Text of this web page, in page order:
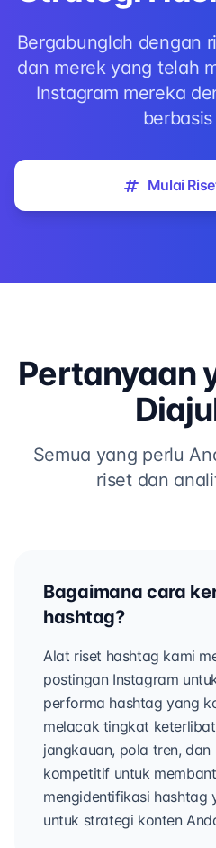
Bergabunglah dengan
dan merek yang telah
Instagram mereka
Mulai
Pertanyaan
Semua yang perlu
riset dan
Bagaimana cara
hashtag?
Alat riset hashtag kami
postingan Instagram
performa hashtag yang
melacak tingkat
jangkauan, pola tren, dan
kompetitif untuk
mengidentifikasi hashtag
untuk strategi konten